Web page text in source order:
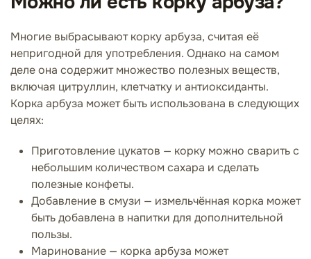
Многие выбрасывают корку арбуза, считая её
непригодной для употребления. Однако на самом
деле она содержит множество полезных веществ,
включая цитруллин, клетчатку и антиоксиданты.
Корка арбуза может быть использована в следующих
целях:
Приготовление цукатов — корку можно сварить с
небольшим количеством сахара и сделать
полезные конфеты.
Добавление в смузи — измельчённая корка может
быть добавлена в напитки для дополнительной
пользы.
Маринование — корка арбуза может